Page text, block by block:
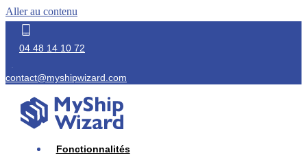
Aller au contenu
04 48 14 10 72
contact@myshipwizard.com
Fonctionnalités